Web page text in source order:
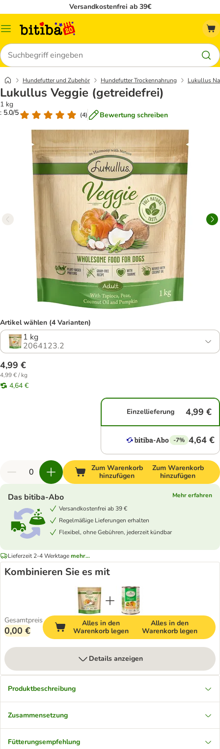
Versandkostenfrei ab 39€
Menü
Suchen
Hundefutter und Zubehör Hundefutter Trockennahrung Lukullus
Lukullus Veggie (getreidefrei)
1 kg
: 5.0/5
(4) Bewertung schreiben
Artikel wählen (4 Varianten)
1 kg
2064123.2
4,99 €
4,99 € / kg
4,64 €
Einzellieferung 4,99 €
-7% 4,64 €
Zum Warenkorb
hinzufügen
Zum Warenkorb
hinzufügen
Das bitiba-Abo
Mehr erfahren
Versandkostenfrei ab 39 €
Regelmäßige Lieferungen erhalten
Flexibel, ohne Gebühren, jederzeit kündbar
Lieferzeit 2-4 Werktagemehr...
Kombinieren Sie es mit
Gesamtpreis
0,00 €
Alles in den
Warenkorb legen
Alles in den
Warenkorb legen
Details anzeigen
Produktbeschreibung
Zusammensetzung
Fütterungsempfehlung